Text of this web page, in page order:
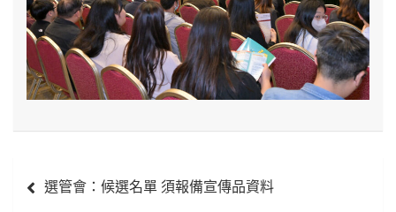
章 選管會：候選名單 須報備宣傳品資料